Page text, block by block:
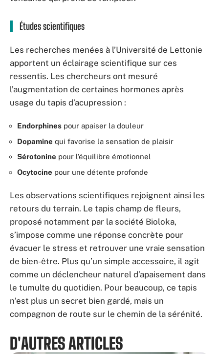
Études scientifiques
Les recherches menées à l’Université de Lettonie
apportent un éclairage scientifique sur ces
ressentis. Les chercheurs ont mesuré
l’augmentation de certaines hormones après
usage du tapis d’acupression :
Endorphines pour apaiser la douleur
Dopamine qui favorise la sensation de plaisir
Sérotonine pour l’équilibre émotionnel
Ocytocine pour une détente profonde
Les observations scientifiques rejoignent ainsi les
retours du terrain. Le tapis champ de fleurs,
proposé notamment par la société Bioloka,
s’impose comme une réponse concrète pour
évacuer le stress et retrouver une vraie sensation
de bien-être. Plus qu’un simple accessoire, il agit
comme un déclencheur naturel d’apaisement dans
le tumulte du quotidien. Pour beaucoup, ce tapis
n’est plus un secret bien gardé, mais un
compagnon de route sur le chemin de la sérénité.
D'AUTRES ARTICLES